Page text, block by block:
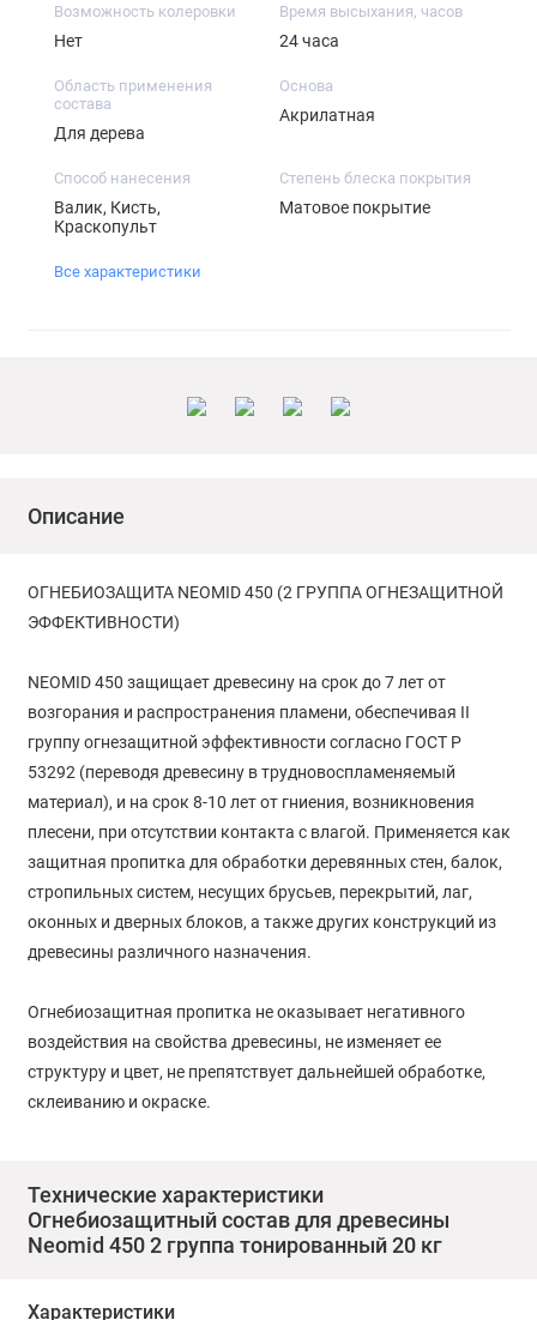
Возможность колеровки
Нет
Время высыхания, часов
24 часа
Область применения
состава
Для дерева
Основа
Акрилатная
Способ нанесения
Валик, Кисть,
Краскопульт
Степень блеска покрытия
Матовое покрытие
Все характеристики
Описание
ОГНЕБИОЗАЩИТА NEOMID 450 (2 ГРУППА ОГНЕЗАЩИТНОЙ
ЭФФЕКТИВНОСТИ)
NEOMID 450 защищает древесину на срок до 7 лет от
возгорания и распространения пламени, обеспечивая II
группу огнезащитной эффективности согласно ГОСТ Р
53292 (переводя древесину в трудновоспламеняемый
материал), и на срок 8-10 лет от гниения, возникновения
плесени, при отсутствии контакта с влагой. Применяется как
защитная пропитка для обработки деревянных стен, балок,
стропильных систем, несущих брусьев, перекрытий, лаг,
оконных и дверных блоков, а также других конструкций из
древесины различного назначения.
Огнебиозащитная пропитка не оказывает негативного
воздействия на свойства древесины, не изменяет ее
структуру и цвет, не препятствует дальнейшей обработке,
склеиванию и окраске.
1. Нанесение рабочего раствора на поверхность древесины
с помощью валика, кисти с синтетическим ворсом или
промежуточной сушки.
Технические характеристики
Огнебиозащитный состав для древесины
Neomid 450 2 группа тонированный 20 кг
Характеристики